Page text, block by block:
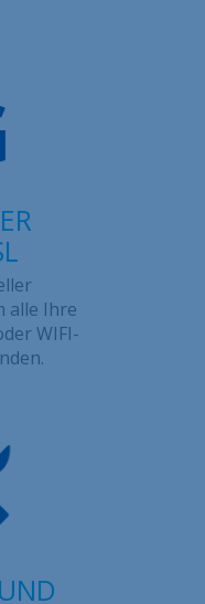
alle Ihre
WIFI-